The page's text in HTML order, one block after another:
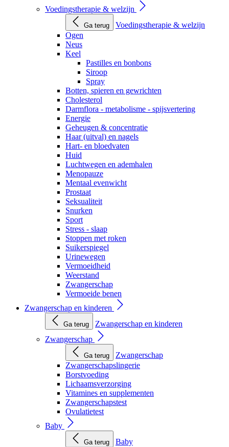
Voedingstherapie & welzijn
Ga terug
Voedingstherapie & welzijn
Ogen
Neus
Keel
Pastilles en bonbons
Siroop
Spray
Botten, spieren en gewrichten
Cholesterol
Darmflora - metabolisme - spijsvertering
Energie
Geheugen & concentratie
Haar (uitval) en nagels
Hart- en bloedvaten
Huid
Luchtwegen en ademhalen
Menopauze
Mentaal evenwicht
Prostaat
Seksualiteit
Snurken
Sport
Stress - slaap
Stoppen met roken
Suikerspiegel
Urinewegen
Vermoeidheid
Weerstand
Zwangerschap
Vermoeide benen
Zwangerschap en kinderen
Ga terug
Zwangerschap en kinderen
Zwangerschap
Ga terug
Zwangerschap
Zwangerschapslingerie
Borstvoeding
Lichaamsverzorging
Vitamines en supplementen
Zwangerschapstest
Ovulatietest
Baby
Ga terug
Baby